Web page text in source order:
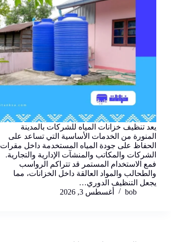
يعد تنظيف خزانات المياه للشركات بالمدينة
المنورة من الخدمات الأساسية التي تساعد على
الحفاظ على جودة المياه المستخدمة داخل مقرات
الشركات والمكاتب والمنشآت الإدارية والتجارية.
فمع الاستخدام المستمر قد تتراكم الرواسب
والطحالب والمواد العالقة داخل الخزانات، مما
يجعل التنظيف الدوري…
bob
أغسطس 3, 2026